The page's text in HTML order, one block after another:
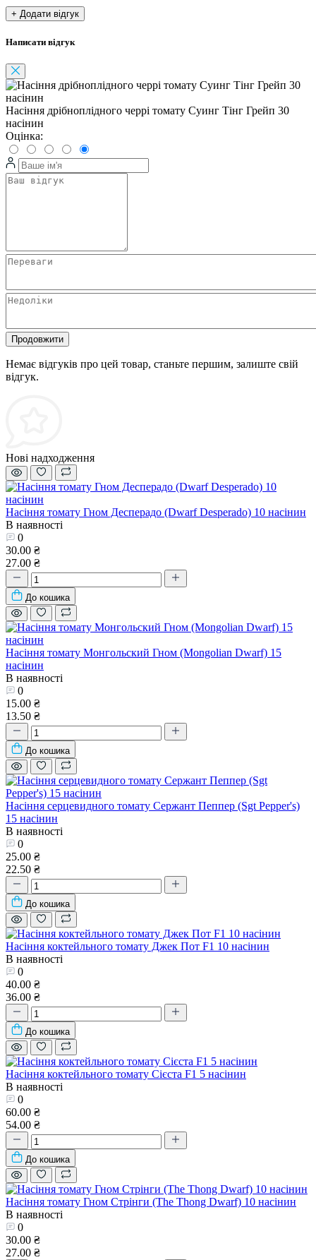
+ Додати відгук
Написати відгук
Насіння дрібноплідного черрі томату Суинг Тінг Грейп 30
насінин
Оцінка:
Продовжити
Немає відгуків про цей товар, станьте першим, залиште свій
відгук.
Нові надходження
Насіння томату Гном Десперадо (Dwarf Desperado) 10 насінин
В наявності
0
30.00 ₴
27.00 ₴
До кошика
Насіння томату Монгольский Гном (Mongolian Dwarf) 15
насінин
В наявності
0
15.00 ₴
13.50 ₴
До кошика
Насіння серцевидного томату Сержант Пеппер (Sgt Pepper's)
15 насінин
В наявності
0
25.00 ₴
22.50 ₴
До кошика
Насіння коктейльного томату Джек Пот F1 10 насінин
В наявності
0
40.00 ₴
36.00 ₴
До кошика
Насіння коктейльного томату Сієста F1 5 насінин
В наявності
0
60.00 ₴
54.00 ₴
До кошика
Насіння томату Гном Стрінги (The Thong Dwarf) 10 насінин
В наявності
0
30.00 ₴
27.00 ₴